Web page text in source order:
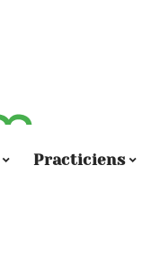
Practiciens